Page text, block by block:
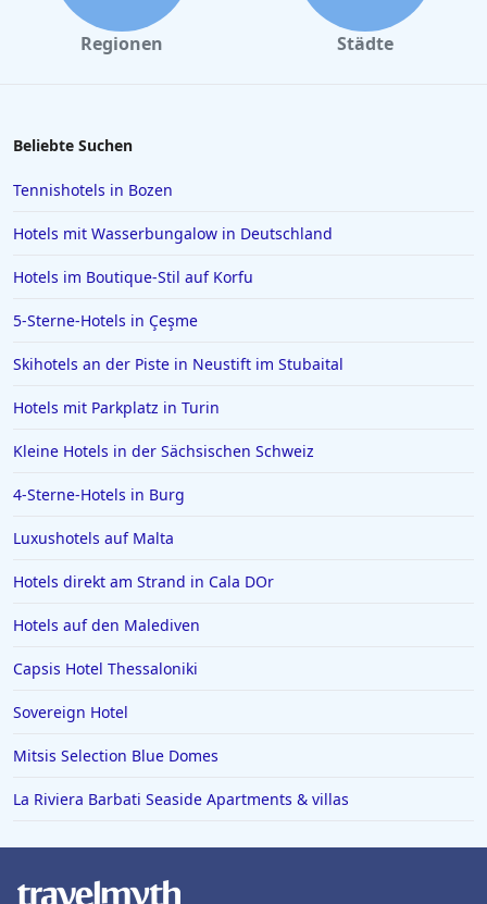
Hotels in Baden-Baden
Hotels in Fulda
Hotels im Sauerland
Hotels in Bardolino
Hotels auf den Malediven
Hotels in Brühl
Hotels in Ramsau im Zillertal
Hotels in Bad Tölz
Hotels in Basel
Hotels in Detmold
Regionen Städte
Beliebte Suchen
Tennishotels in Bozen
Hotels mit Wasserbungalow in Deutschland
Hotels im Boutique-Stil auf Korfu
5-Sterne-Hotels in Çeşme
Skihotels an der Piste in Neustift im Stubaital
Hotels mit Parkplatz in Turin
Kleine Hotels in der Sächsischen Schweiz
4-Sterne-Hotels in Burg
Luxushotels auf Malta
Hotels direkt am Strand in Cala DOr
Hotels auf den Malediven
Capsis Hotel Thessaloniki
Sovereign Hotel
Mitsis Selection Blue Domes
La Riviera Barbati Seaside Apartments & villas